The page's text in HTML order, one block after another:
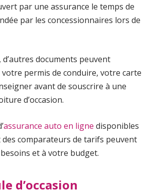
par une assurance le temps de
par les concessionnaires lors de
documents peuvent
permis de conduire, votre carte
avant de souscrire à une
d’occasion.
assurance auto en ligne disponibles
des comparateurs de tarifs peuvent
et à votre budget.
d’occasion